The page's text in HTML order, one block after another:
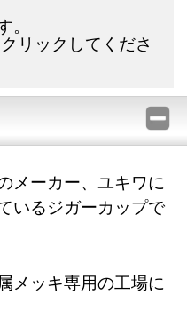
リックしてくださ
メーカー、ユキワに
いるジガーカップで
メッキ専用の工場に